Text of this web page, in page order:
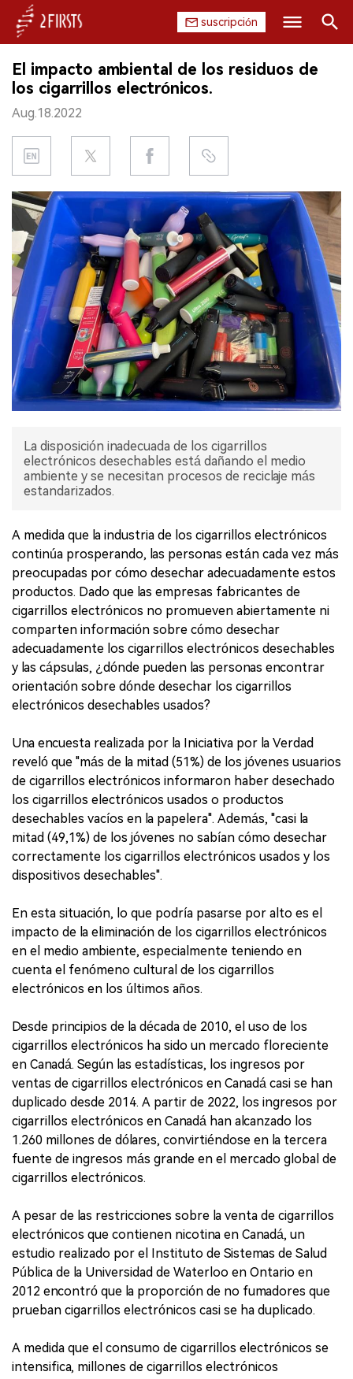
suscripción
INICIO
EMPRESA
PRODUCTO
REGULACIÓN
CHINA
DATOS
EXPOSICIÓN
ENTREVISTA
Buscar
El impacto ambiental de los residuos de
los cigarrillos electrónicos.
Aug.18.2022
La disposición inadecuada de los cigarrillos
electrónicos desechables está dañando el medio
ambiente y se necesitan procesos de reciclaje más
estandarizados.
A medida que la industria de los cigarrillos electrónicos
continúa prosperando, las personas están cada vez más
preocupadas por cómo desechar adecuadamente estos
productos. Dado que las empresas fabricantes de
cigarrillos electrónicos no promueven abiertamente ni
comparten información sobre cómo desechar
adecuadamente los cigarrillos electrónicos desechables
y las cápsulas, ¿dónde pueden las personas encontrar
orientación sobre dónde desechar los cigarrillos
electrónicos desechables usados?
Una encuesta realizada por la Iniciativa por la Verdad
reveló que "más de la mitad (51%) de los jóvenes usuarios
de cigarrillos electrónicos informaron haber desechado
los cigarrillos electrónicos usados ​​o productos
desechables vacíos en la papelera". Además, "casi la
mitad (49,1%) de los jóvenes no sabían cómo desechar
correctamente los cigarrillos electrónicos usados ​​y los
dispositivos desechables".
En esta situación, lo que podría pasarse por alto es el
impacto de la eliminación de los cigarrillos electrónicos
en el medio ambiente, especialmente teniendo en
cuenta el fenómeno cultural de los cigarrillos
electrónicos en los últimos años.
Desde principios de la década de 2010, el uso de los
cigarrillos electrónicos ha sido un mercado floreciente
en Canadá. Según las estadísticas, los ingresos por
ventas de cigarrillos electrónicos en Canadá casi se han
duplicado desde 2014. A partir de 2022, los ingresos por
cigarrillos electrónicos en Canadá han alcanzado los
1.260 millones de dólares, convirtiéndose en la tercera
fuente de ingresos más grande en el mercado global de
cigarrillos electrónicos.
A pesar de las restricciones sobre la venta de cigarrillos
electrónicos que contienen nicotina en Canadá, un
estudio realizado por el Instituto de Sistemas de Salud
Pública de la Universidad de Waterloo en Ontario en
2012 encontró que la proporción de no fumadores que
prueban cigarrillos electrónicos casi se ha duplicado.
A medida que el consumo de cigarrillos electrónicos se
intensifica, millones de cigarrillos electrónicos